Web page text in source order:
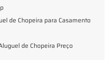
de Chopeira para Casamento
de Chopeira Preço